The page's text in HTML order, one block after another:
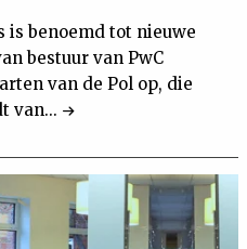
is benoemd tot nieuwe
bestuur van PwC
van de Pol op, die
van...